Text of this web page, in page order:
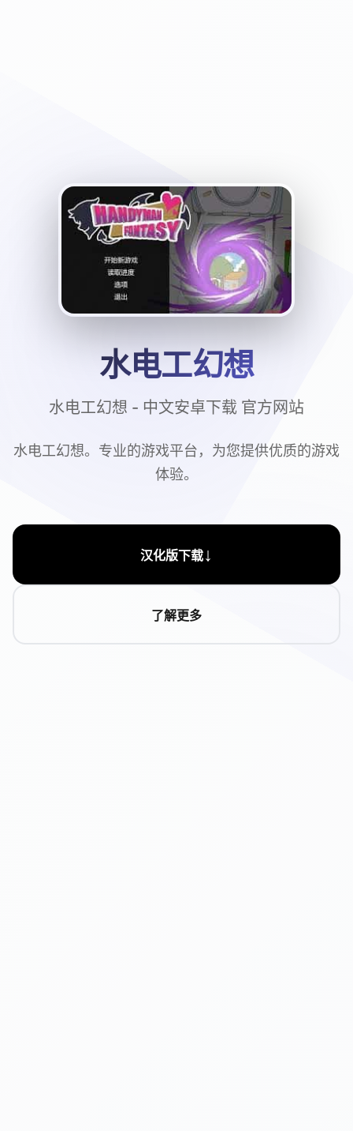
水电工幻想
水电工幻想 - 中文安卓下载 官方网站
水电工幻想。专业的游戏平台，为您提供优质的游戏
体验。
汉化版下载↓
了解更多